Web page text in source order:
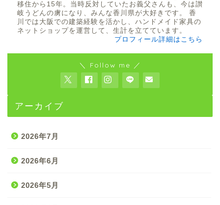
移住から15年。当時反対していたお義父さんも、今は讃
岐うどんの虜になり、みんな香川県が大好きです。 香
川では大阪での建築経験を活かし、ハンドメイド家具の
ネットショップを運営して、生計を立てています。
プロフィール詳細はこちら
＼ Follow me ／
アーカイブ
2026年7月
2026年6月
2026年5月